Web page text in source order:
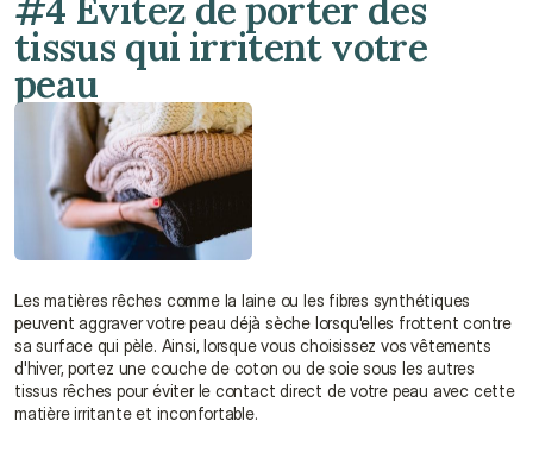
#4 Évitez de porter des
tissus qui irritent votre
peau
Les matières rêches comme la laine ou les fibres synthétiques
peuvent aggraver votre peau déjà sèche lorsqu'elles frottent contre
sa surface qui pèle. Ainsi, lorsque vous choisissez vos vêtements
d'hiver, portez une couche de coton ou de soie sous les autres
tissus rêches pour éviter le contact direct de votre peau avec cette
matière irritante et inconfortable.